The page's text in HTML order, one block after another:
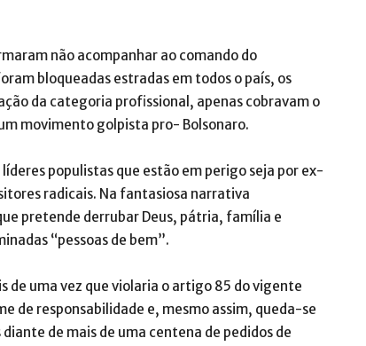
não acompanhar ao comando do
bloqueadas estradas em todos o país, os
da categoria profissional, apenas cobravam o
movimento golpista pro- Bolsonaro.
populistas que estão em perigo seja por ex-
radicais. Na fantasiosa narrativa
pretende derrubar Deus, pátria, família e
“pessoas de bem”.
de uma vez que violaria o artigo 85 do vigente
de responsabilidade e, mesmo assim, queda-se
de mais de uma centena de pedidos de